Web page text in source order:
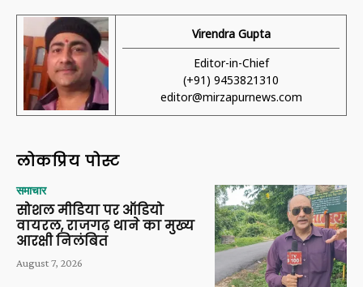
Virendra Gupta
Editor-in-Chief
(+91) 9453821310
editor@mirzapurnews.com
लोकप्रिय पोस्ट
समाचार
सोशल मीडिया पर ऑडियो
वायरल, राजगढ़ थाने का मुख्य
आरक्षी निलंबित
August 7, 2026